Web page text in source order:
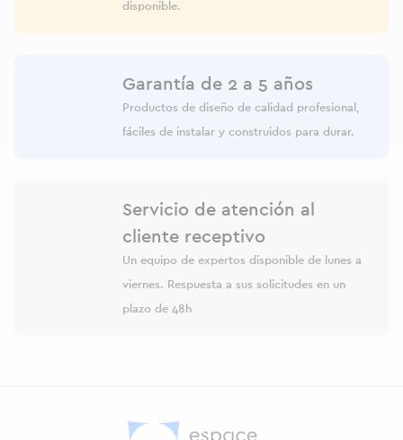
disponible.
Garantía de 2 a 5 años
Productos de diseño de calidad profesional,
fáciles de instalar y construidos para durar.
Servicio de atención al
cliente receptivo
Un equipo de expertos disponible de lunes a
viernes. Respuesta a sus solicitudes en un
plazo de 48h